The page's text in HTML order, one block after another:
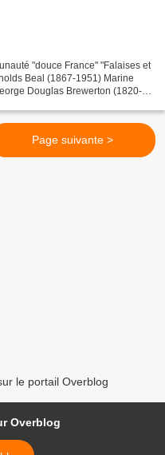
"douce France" "Falaises et
Beal (1867-1951) Marine
Douglas Brewerton (1820-
Page suivante >
le portail Overblog
Overblog